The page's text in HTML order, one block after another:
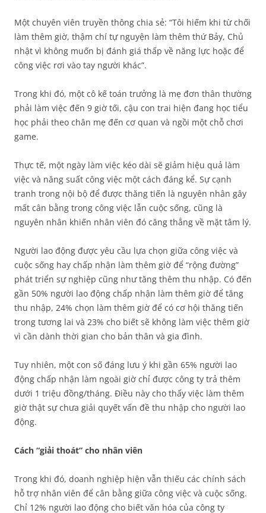
Một chuyên viên truyền thông chia sẻ: “Tôi hiếm khi từ chối
làm thêm giờ, thậm chí tự nguyện làm thêm thứ Bảy, Chủ
nhật vì không muốn bị đánh giá thấp về năng lực hoặc để
công việc rơi vào tay người khác”.
Trong khi đó, một cô kế toán trưởng là mẹ đơn thân thường
phải làm việc đến 9 giờ tối, cậu con trai hiện đang học tiểu
học phải theo chân mẹ đến cơ quan và ngồi một chỗ chơi
game.
Thực tế, một ngày làm việc kéo dài sẽ giảm hiệu quả làm
việc và năng suất công việc một cách đáng kể. Sự cạnh
tranh trong nội bộ để được thăng tiến là nguyên nhân gây
mất cân bằng trong công việc lẫn cuộc sống, cũng là
nguyên nhân khiến nhân viên đó căng thẳng về mặt tâm lý.
Người lao động được yêu cầu lựa chọn giữa công việc và
cuộc sống hay chấp nhận làm thêm giờ để “rộng đường”
phát triển sự nghiệp cũng như tăng thêm thu nhập. Có đến
gần 50% người lao động chấp nhận làm thêm giờ để tăng
thu nhập, 24% chọn làm thêm giờ để có cơ hội thăng tiến
trong tương lai và 23% cho biết sẽ không làm việc thêm giờ
vì cần dành thời gian cho bản thân và gia đình.
Tuy nhiên, một con số đáng lưu ý khi gần 65% người lao
động chấp nhận làm ngoài giờ chỉ được công ty trả thêm
dưới 1 triệu đồng/tháng. Điều này cho thấy việc làm thêm
giờ thật sự chưa giải quyết vấn đề thu nhập cho người lao
động.
Cách “giải thoát” cho nhân viên
Trong khi đó, doanh nghiệp hiện vẫn thiếu các chính sách
hỗ trợ nhân viên để cân bằng giữa công việc và cuộc sống.
Chỉ 12% người lao động cho biết văn hóa của công ty